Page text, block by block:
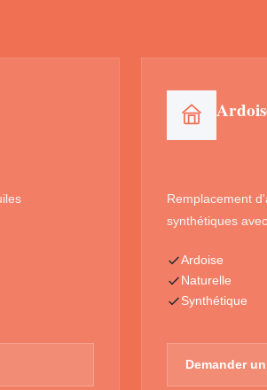
Remplacement
synthétiques
Ardoise
Naturelle
Synthétique
Demander